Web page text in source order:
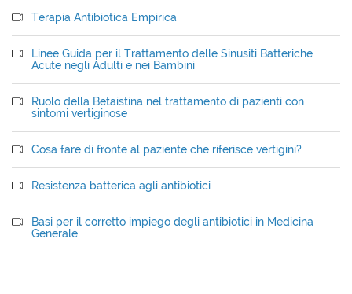
Terapia Antibiotica Empirica
Linee Guida per il Trattamento delle Sinusiti Batteriche
Acute negli Adulti e nei Bambini
Ruolo della Betaistina nel trattamento di pazienti con
sintomi vertiginose
Cosa fare di fronte al paziente che riferisce vertigini?
Resistenza batterica agli antibiotici
Basi per il corretto impiego degli antibiotici in Medicina
Generale